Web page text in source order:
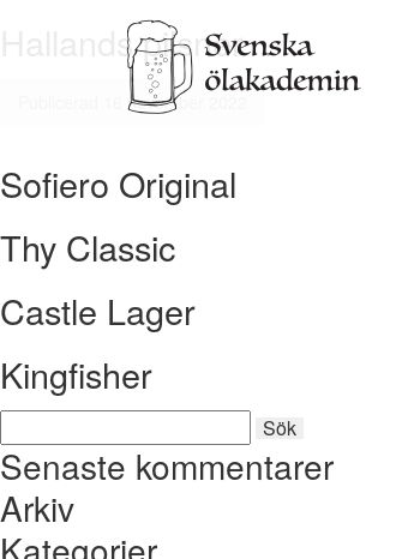
Hallands pilsner
Publicerad 16 november 2022
Sofiero Original
Thy Classic
Castle Lager
Kingfisher
Sök
efter: Sök
Senaste kommentarer
Arkiv